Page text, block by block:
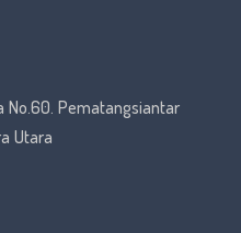
No.60. Pematangsiantar
Utara